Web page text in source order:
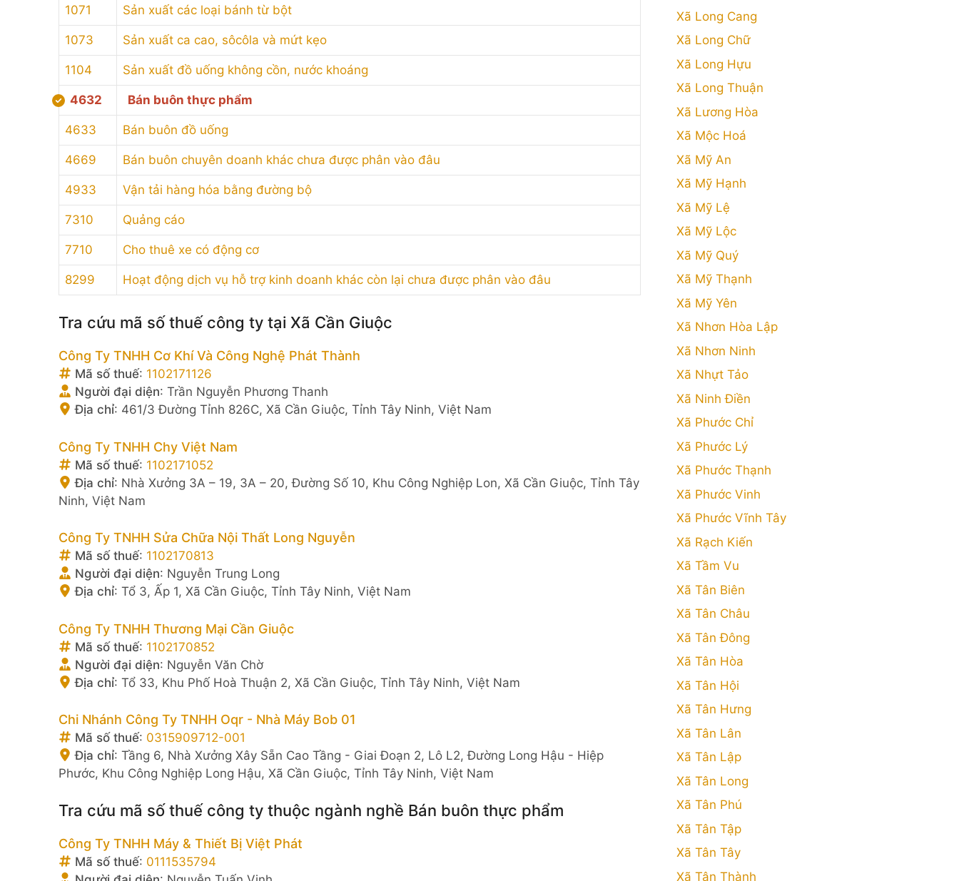
1071 Sản xuất các loại bánh từ bột
1073 Sản xuất ca cao, sôcôla và mứt kẹo
1104 Sản xuất đồ uống không cồn, nước khoáng
4632 Bán buôn thực phẩm
4633 Bán buôn đồ uống
4669 Bán buôn chuyên doanh khác chưa được phân vào đâu
4933 Vận tải hàng hóa bằng đường bộ
7310 Quảng cáo
7710 Cho thuê xe có động cơ
8299 Hoạt động dịch vụ hỗ trợ kinh doanh khác còn lại chưa được phân vào đâu
Tra cứu mã số thuế công ty tại Xã Cần Giuộc
Công Ty TNHH Cơ Khí Và Công Nghệ Phát Thành
Mã số thuế: 1102171126
Người đại diện: Trần Nguyễn Phương Thanh
Địa chỉ: 461/3 Đường Tỉnh 826C, Xã Cần Giuộc, Tỉnh Tây Ninh, Việt Nam
Công Ty TNHH Chy Việt Nam
Mã số thuế: 1102171052
Địa chỉ: Nhà Xưởng 3A – 19, 3A – 20, Đường Số 10, Khu Công Nghiệp Lon, Xã Cần Giuộc, Tỉnh Tây
Ninh, Việt Nam
Công Ty TNHH Sửa Chữa Nội Thất Long Nguyễn
Mã số thuế: 1102170813
Người đại diện: Nguyễn Trung Long
Địa chỉ: Tổ 3, Ấp 1, Xã Cần Giuộc, Tỉnh Tây Ninh, Việt Nam
Công Ty TNHH Thương Mại Cần Giuộc
Mã số thuế: 1102170852
Người đại diện: Nguyễn Văn Chờ
Địa chỉ: Tổ 33, Khu Phố Hoà Thuận 2, Xã Cần Giuộc, Tỉnh Tây Ninh, Việt Nam
Chi Nhánh Công Ty TNHH Oqr - Nhà Máy Bob 01
Mã số thuế: 0315909712-001
Địa chỉ: Tầng 6, Nhà Xưởng Xây Sẵn Cao Tầng - Giai Đoạn 2, Lô L2, Đường Long Hậu - Hiệp
Phước, Khu Công Nghiệp Long Hậu, Xã Cần Giuộc, Tỉnh Tây Ninh, Việt Nam
Tra cứu mã số thuế công ty thuộc ngành nghề Bán buôn thực phẩm
Công Ty TNHH Máy & Thiết Bị Việt Phát
Mã số thuế: 0111535794
Xã Long Cang
Xã Long Chữ
Xã Long Hựu
Xã Long Thuận
Xã Lương Hòa
Xã Mộc Hoá
Xã Mỹ An
Xã Mỹ Hạnh
Xã Mỹ Lệ
Xã Mỹ Lộc
Xã Mỹ Quý
Xã Mỹ Thạnh
Xã Mỹ Yên
Xã Nhơn Hòa Lập
Xã Nhơn Ninh
Xã Nhựt Tảo
Xã Ninh Điền
Xã Phước Chỉ
Xã Phước Lý
Xã Phước Thạnh
Xã Phước Vinh
Xã Phước Vĩnh Tây
Xã Rạch Kiến
Xã Tầm Vu
Xã Tân Biên
Xã Tân Châu
Xã Tân Đông
Xã Tân Hòa
Xã Tân Hội
Xã Tân Hưng
Xã Tân Lân
Xã Tân Lập
Xã Tân Long
Xã Tân Phú
Xã Tân Tập
Xã Tân Tây
Xã Tân Thành